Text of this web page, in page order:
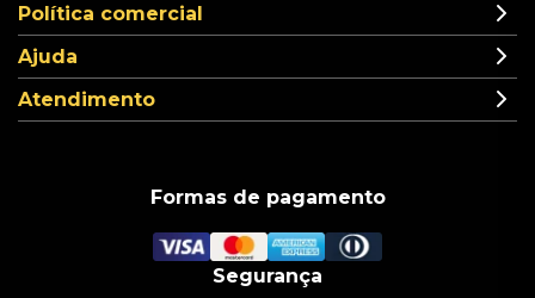
Política comercial
Ajuda
Atendimento
Formas de pagamento
Segurança